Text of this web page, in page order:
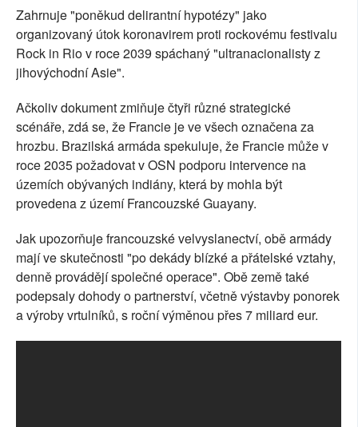
Zahrnuje "poněkud delirantní hypotézy" jako
organizovaný útok koronavirem proti rockovému festivalu
Rock in Rio v roce 2039 spáchaný "ultranacionalisty z
jihovýchodní Asie".
Ačkoliv dokument zmiňuje čtyři různé strategické
scénáře, zdá se, že Francie je ve všech označena za
hrozbu. Brazilská armáda spekuluje, že Francie může v
roce 2035 požadovat v OSN podporu intervence na
územích obývaných indiány, která by mohla být
provedena z území Francouzské Guayany.
Jak upozorňuje francouzské velvyslanectví, obě armády
mají ve skutečnosti "po dekády blízké a přátelské vztahy,
denně provádějí společné operace". Obě země také
podepsaly dohody o partnerství, včetně výstavby ponorek
a výroby vrtulníků, s roční výměnou přes 7 miliard eur.